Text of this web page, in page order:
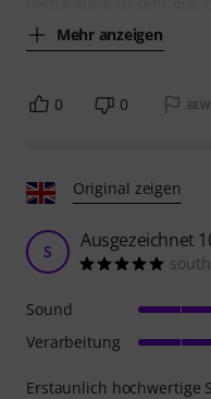
Mehr anzeigen
0 0
Original zeigen
S Ausgezeichnet
Erstaunlich hochwertige
Sound
Verarbeitung